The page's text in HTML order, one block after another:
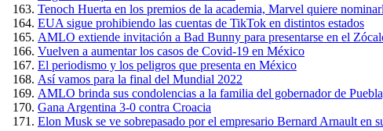
Tenoch Huerta en los premios de la academia, Marvel quiere
EUA sigue prohibiendo las cuentas de TikTok en distintos estados
AMLO extiende invitación a Bad Bunny para presentarse en el
Vuelven a aumentar los casos de Covid-19 en México
El periodismo y los peligros que presenta en México
Así vamos para la final del Mundial 2022
AMLO brinda sus condolencias a la familia del gobernador de
Gana Argentina 3-0 contra Croacia
Elon Musk se ve sobrepasado por el empresario Bernard Arnault en